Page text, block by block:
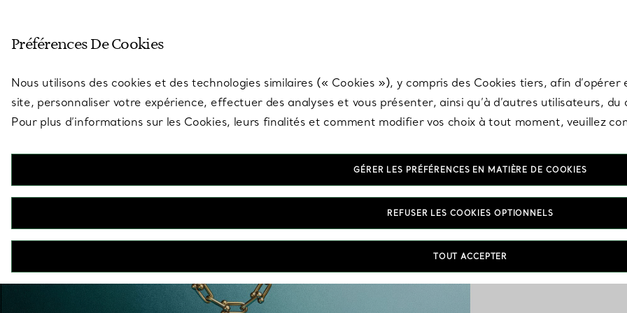
Portés seuls ou
Préférences De Cookies
Nous utilisons des cookies et des technologies similaires (« Cookies »), y compris des Cookies tiers, afin
site, personnaliser votre expérience, effectuer des analyses et vous présenter, ainsi qu’à d’autres utilisateurs,
Pour plus d’informations sur les Cookies, leurs finalités et comment modifier vos choix à tout moment, veuillez
GÉRER LES PRÉFÉRENCES EN MATIÈRE DE COOKIES
REFUSER LES COOKIES OPTIONNELS
TOUT ACCEPTER